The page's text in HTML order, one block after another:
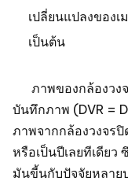
เปลี่ยนแปลงของ
เป็นต้น
ภาพของกล้องวง
บันทึกภาพ (DVR =
ภาพจากกล้องวงจร
หรือเป็นปีเลยทีเดียว
มันขี้นกับปัจจัยหลาย